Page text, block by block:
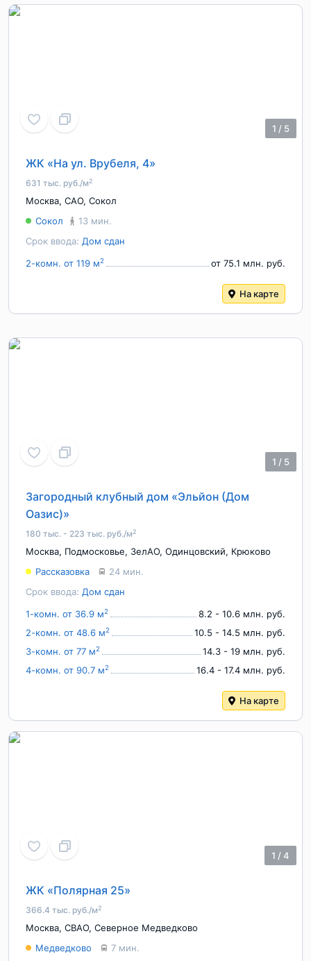
1 / 5
ЖК «На ул. Врубеля, 4»
631 тыс. руб./м2
Москва, САО, Сокол
Срок ввода: Дом сдан
Сокол 13 мин.
2-комн. от 119 м2 от 75.1 млн. руб.
На карте
1 / 5
Загородный клубный дом «Эльйон (Дом
Оазис)»
180 тыс. - 223 тыс. руб./м2
Москва, Подмосковье, ЗелАО, Одинцовский, Крюково
Срок ввода: Дом сдан
Рассказовка 24 мин.
1-комн. от 36.9 м2
8.2 - 10.6 млн. руб.
2-комн. от 48.6 м2
10.5 - 14.5 млн. руб.
3-комн. от 77 м2
14.3 - 19 млн. руб.
4-комн. от 90.7 м2 16.4 - 17.4 млн. руб.
На карте
1 /4
ЖК «Полярная 25»
366.4 тыс. руб./м2
Москва, СВАО, Северное Медведково
Медведково 7 мин.